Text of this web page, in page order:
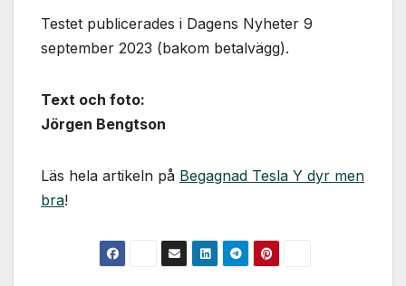
Testet publicerades i Dagens Nyheter 9
september 2023 (bakom betalvägg).
Text och foto:
Jörgen Bengtson
Läs hela artikeln på Begagnad Tesla Y dyr men
bra!